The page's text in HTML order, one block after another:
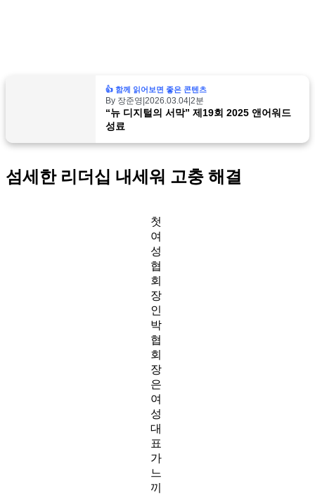
👍 함께 읽어보면 좋은 콘텐츠
By 장준영 2026.03.04 2분
“뉴 디지털의 서막” 제19회 2025 앤어워드
성료
섬세 한 리더십 내세워 고충 해결
첫
여
성
협
회
장
인
박
협
회
장
은
여
성
대
표
가
느
끼